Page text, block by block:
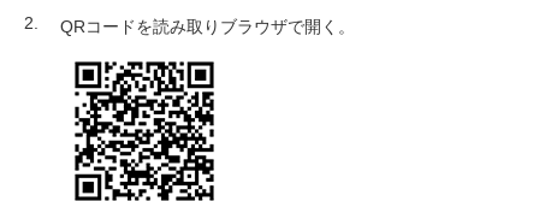
QRコードを読み取りブラウザで開く。